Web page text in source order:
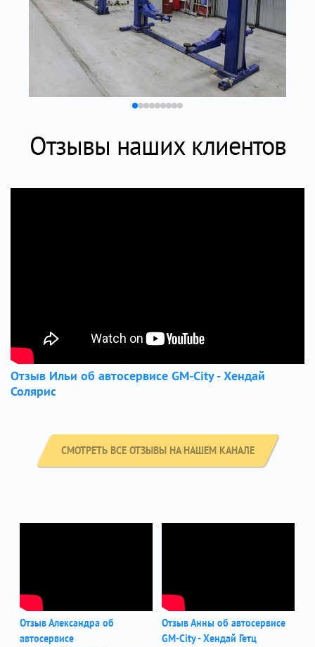
Отзывы наших клиентов
Отзыв Ильи об автосервисе GM-City - Хендай
Солярис
СМОТРЕТЬ ВСЕ ОТЗЫВЫ НА НАШЕМ КАНАЛЕ
Отзыв Александра об
автосервисе
Отзыв Анны об автосервисе
GM-City - Хендай Гетц